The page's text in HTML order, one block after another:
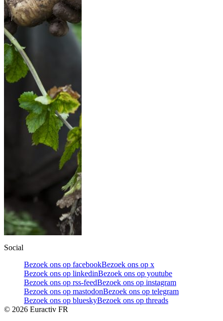
Social
Bezoek ons op facebookBezoek ons op x
Bezoek ons op linkedinBezoek ons op youtube
Bezoek ons op rss-feedBezoek ons op instagram
Bezoek ons op mastodonBezoek ons op telegram
Bezoek ons op blueskyBezoek ons op threads
© 2026 Euractiv FR